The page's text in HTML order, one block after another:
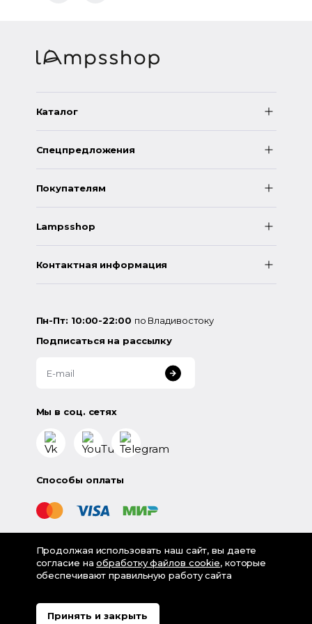
Каталог
Спецпредложения
Покупателям
Lampsshop
Контактная информация
Пн-Пт: 10:00-22:00 по Владивостоку
Подписаться на рассылку
Мы в соц. сетях
Способы оплаты
©2026«LampsShop» - интернет-магазин люстр и
светильников
Политика обработки персональных данных
Продолжая использовать наш сайт, вы даете
согласие наобработку файлов cookie, которые
обеспечивают правильную работу сайта
Принять и закрыть